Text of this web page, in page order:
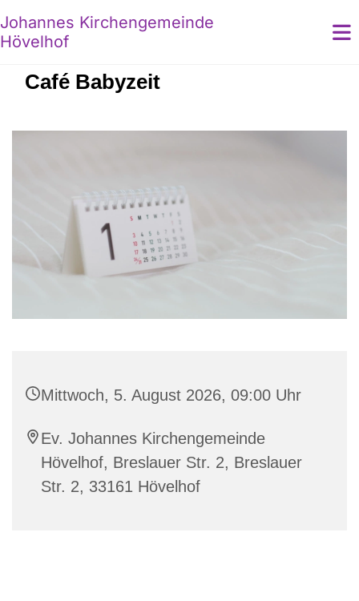
Johannes Kirchengemeinde
Hövelhof
Café Babyzeit
Mittwoch, 5. August 2026, 09:00 Uhr
Ev. Johannes Kirchengemeinde
Hövelhof, Breslauer Str. 2, Breslauer
Str. 2, 33161 Hövelhof